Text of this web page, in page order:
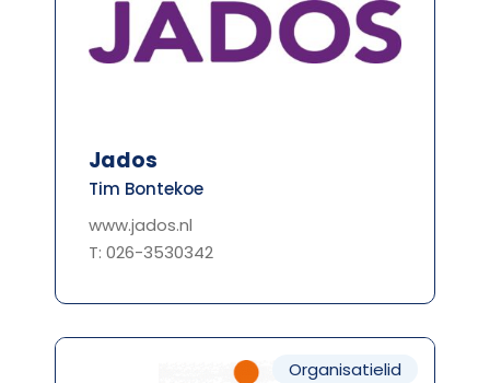
Jados
Tim Bontekoe
www.jados.nl
T: 026-3530342
Organisatielid